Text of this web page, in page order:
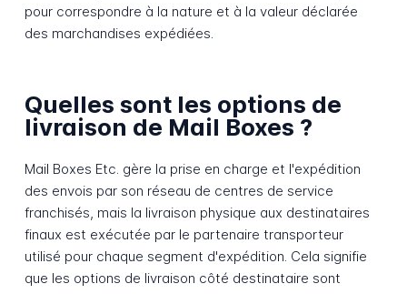
pour correspondre à la nature et à la valeur déclarée
des marchandises expédiées.
Quelles sont les options de
livraison de Mail Boxes ?
Mail Boxes Etc. gère la prise en charge et l'expédition
des envois par son réseau de centres de service
franchisés, mais la livraison physique aux destinataires
finaux est exécutée par le partenaire transporteur
utilisé pour chaque segment d'expédition. Cela signifie
que les options de livraison côté destinataire sont